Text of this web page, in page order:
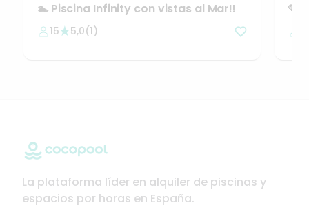
🏊 Piscina Infinity con vistas al Mar!!
15 5,0(1)
🩵
La plataforma líder en alquiler de piscinas y
espacios por horas en España.